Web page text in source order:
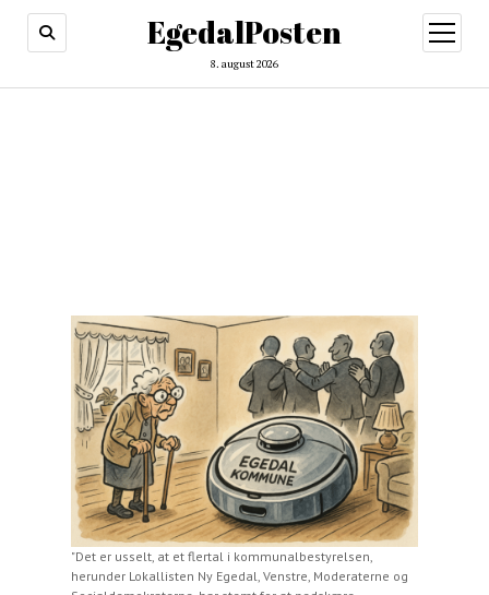
EgedalPosten
8. august 2026
open
menu
"Det er usselt, at et flertal i kommunalbestyrelsen,
herunder Lokallisten Ny Egedal, Venstre, Moderaterne og